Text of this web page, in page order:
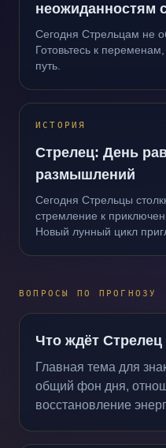
неожиданностям
Сегодня Стрельцам не
Готовьтесь к
путь.
ИСТОРИЯ
Стрелец: День
размышлений
Сегодня Стрельцы
стремление к
Новый лунный цикл
ВОПРОСЫ ПО ПРОГНОЗУ
Что ждёт Стрелец
Главная тема для
общий фон дня,
восстановление